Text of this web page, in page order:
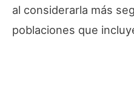
al considerarla más
poblaciones que